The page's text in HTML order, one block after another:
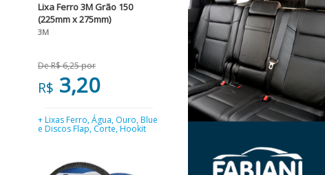
Lixa Ferro 3M Grão 150
(225mm x 275mm)
3M
De R$ 6,25 por
R$ 3,20
+ Lixas Ferro, Água, Ouro, Blue
e Discos Flap, Corte, Hookit